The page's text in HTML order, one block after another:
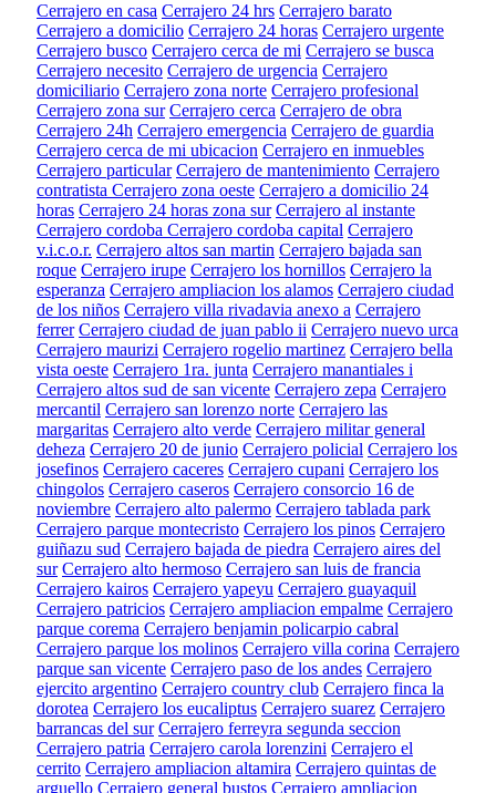
Cerrajero en casa Cerrajero 24 hrs Cerrajero barato
Cerrajero a domicilio Cerrajero 24 horas Cerrajero urgente
Cerrajero busco Cerrajero cerca de mi Cerrajero se busca
Cerrajero necesito Cerrajero de urgencia Cerrajero
domiciliario Cerrajero zona norte Cerrajero profesional
Cerrajero zona sur Cerrajero cerca Cerrajero de obra
Cerrajero 24h Cerrajero emergencia Cerrajero de guardia
Cerrajero cerca de mi ubicacion Cerrajero en inmuebles
Cerrajero particular Cerrajero de mantenimiento Cerrajero
contratista Cerrajero zona oeste Cerrajero a domicilio 24
horas Cerrajero 24 horas zona sur Cerrajero al instante
Cerrajero cordoba Cerrajero cordoba capital Cerrajero
v.i.c.o.r. Cerrajero altos san martin Cerrajero bajada san
roque Cerrajero irupe Cerrajero los hornillos Cerrajero la
esperanza Cerrajero ampliacion los alamos Cerrajero ciudad
de los niños Cerrajero villa rivadavia anexo a Cerrajero
ferrer Cerrajero ciudad de juan pablo ii Cerrajero nuevo urca
Cerrajero maurizi Cerrajero rogelio martinez Cerrajero bella
vista oeste Cerrajero 1ra. junta Cerrajero manantiales i
Cerrajero altos sud de san vicente Cerrajero zepa Cerrajero
mercantil Cerrajero san lorenzo norte Cerrajero las
margaritas Cerrajero alto verde Cerrajero militar general
deheza Cerrajero 20 de junio Cerrajero policial Cerrajero los
josefinos Cerrajero caceres Cerrajero cupani Cerrajero los
chingolos Cerrajero caseros Cerrajero consorcio 16 de
noviembre Cerrajero alto palermo Cerrajero tablada park
Cerrajero parque montecristo Cerrajero los pinos Cerrajero
guiñazu sud Cerrajero bajada de piedra Cerrajero aires del
sur Cerrajero alto hermoso Cerrajero san luis de francia
Cerrajero kairos Cerrajero yapeyu Cerrajero guayaquil
Cerrajero patricios Cerrajero ampliacion empalme Cerrajero
parque corema Cerrajero benjamin policarpio cabral
Cerrajero parque los molinos Cerrajero villa corina Cerrajero
parque san vicente Cerrajero paso de los andes Cerrajero
ejercito argentino Cerrajero country club Cerrajero finca la
dorotea Cerrajero los eucaliptus Cerrajero suarez Cerrajero
barrancas del sur Cerrajero ferreyra segunda seccion
Cerrajero patria Cerrajero carola lorenzini Cerrajero el
cerrito Cerrajero ampliacion altamira Cerrajero quintas de
arguello Cerrajero general bustos Cerrajero ampliacion